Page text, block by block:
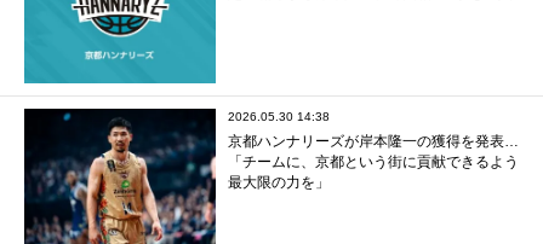
2026.05.30 14:38
京都ハンナリーズが岸本隆一の獲得を発表…
「チームに、京都という街に貢献できるよう
最大限の力を」